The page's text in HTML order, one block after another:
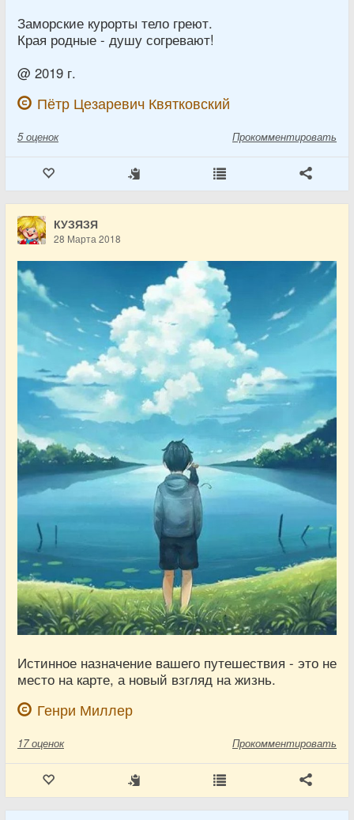
Заморские курорты тело греют.
Края родные - душу согревают!
@ 2019 г.
Пётр Цезаревич Квятковский
5 оценок Прокомментировать
КУЗЯЗЯ
28 Марта 2018
Истинное назначение вашего путешествия - это не
место на карте, а новый взгляд на жизнь.
Генри Миллер
17 оценок Прокомментировать